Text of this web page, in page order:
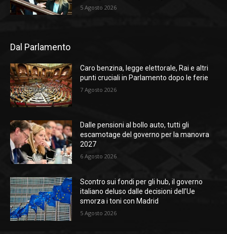
5 Agosto 2026
Dal Parlamento
Caro benzina, legge elettorale, Rai e altri
punti cruciali in Parlamento dopo le ferie
7 Agosto 2026
Dalle pensioni al bollo auto, tutti gli
escamotage del governo per la manovra
2027
6 Agosto 2026
Scontro sui fondi per gli hub, il governo
italiano deluso dalle decisioni dell’Ue
smorza i toni con Madrid
5 Agosto 2026